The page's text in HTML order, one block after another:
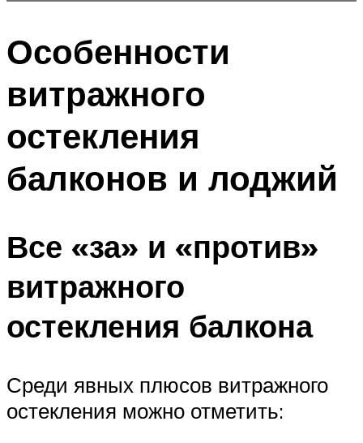
Особенности
витражного
остекления
балконов и лоджий
Все «за» и «против»
витражного
остекления балкона
Среди явных плюсов витражного
остекления можно отметить: